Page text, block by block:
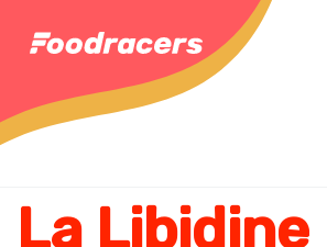
La Libidine